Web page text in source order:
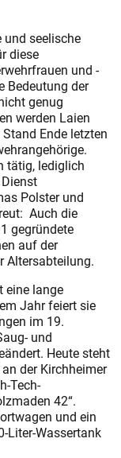
seelische
diese
und -
Bedeutung der
genug
werden Laien
Ende letzten
tätig, lediglich
Polster und
Auch die
gegründete
auf der
Altersabteilung.
eine lange
Jahr feiert sie
im 19.
und
Heute steht
der Kirchheimer
Tech-
42“.
und ein
Liter-Wassertank